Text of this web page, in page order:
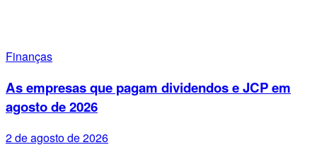
Finanças
As empresas que pagam dividendos e JCP em
agosto de 2026
2 de agosto de 2026